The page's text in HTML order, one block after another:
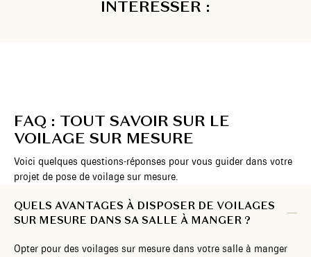
INTÉRESSER :
FAQ : TOUT SAVOIR SUR LE
VOILAGE SUR MESURE
Voici quelques questions-réponses pour vous guider dans votre
projet de pose de voilage sur mesure.
QUELS AVANTAGES À DISPOSER DE VOILAGES
SUR MESURE DANS SA SALLE À MANGER ?
Opter pour des voilages sur mesure dans votre salle à manger